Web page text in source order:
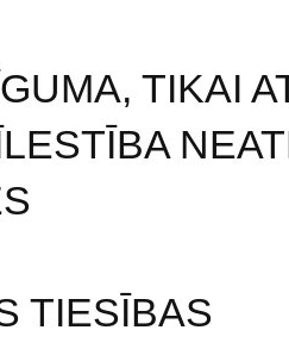
TIKAI
TIESĪBAS